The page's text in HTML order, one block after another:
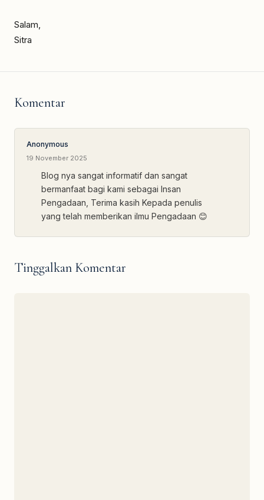
Salam,
Sitra
Komentar
Anonymous
19 November 2025
Blog nya sangat informatif dan sangat
bermanfaat bagi kami sebagai Insan
Pengadaan, Terima kasih Kepada penulis
yang telah memberikan ilmu Pengadaan 😊
Tinggalkan Komentar